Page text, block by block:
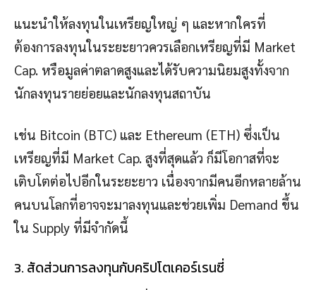
แนะนำให้ลงทุนในเหรียญใหญ่ ๆ และหากใครที่
ต้องการลงทุนในระยะยาวควรเลือกเหรียญที่มี Market
Cap. หรือมูลค่าตลาดสูงและได้รับความนิยมสูงทั้งจาก
นักลงทุนรายย่อยและนักลงทุนสถาบัน
เช่น Bitcoin (BTC) และ Ethereum (ETH) ซึ่งเป็น
เหรียญที่มี Market Cap. สูงที่สุดแล้ว ก็มีโอกาสที่จะ
เติบโตต่อไปอีกในระยะยาว เนื่องจากมีคนอีกหลายล้าน
คนบนโลกที่อาจจะมาลงทุนและช่วยเพิ่ม Demand ขึ้น
ใน Supply ที่มีจำกัดนี้
3. สัดส่วนการลงทุนกับคริปโตเคอร์เรนซี่